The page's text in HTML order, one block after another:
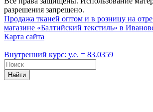
разрешения запрещено.
Продажа тканей оптом и в розницу на
магазине «Балтийский текстиль» в
Карта сайта
Внутренний курс: у.е. = 83.0359
Найти